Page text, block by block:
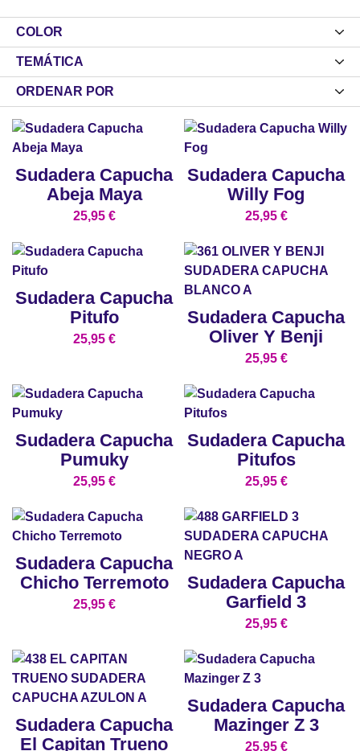
COLOR
TEMÁTICA
ORDENAR POR
Sudadera Capucha
Abeja Maya
25,95 €
Sudadera Capucha
Willy Fog
25,95 €
Sudadera Capucha
Pitufo
25,95 €
Sudadera Capucha
Oliver Y Benji
25,95 €
Sudadera Capucha
Pumuky
25,95 €
Sudadera Capucha
Pitufos
25,95 €
Sudadera Capucha
Chicho Terremoto
25,95 €
Sudadera Capucha
Garfield 3
25,95 €
Sudadera Capucha
El Capitan Trueno
Sudadera Capucha
Mazinger Z 3
25,95 €